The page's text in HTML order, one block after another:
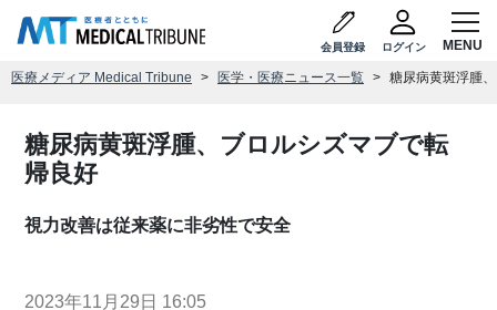
会員登録 ログイン
医療メディア Medical Tribune 医学・医療ニュース一覧 糖尿病黄斑浮腫
糖尿病黄斑浮腫、ブロルシズマブで転
帰良好
視力改善は従来薬に非劣性で安全
2023年11月29日 16:05